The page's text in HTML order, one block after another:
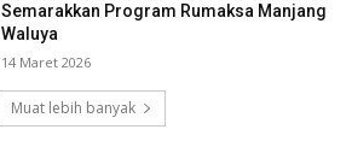
Semarakkan Program Rumaksa Manjang
Waluya
14 Maret 2026
Muat lebih banyak